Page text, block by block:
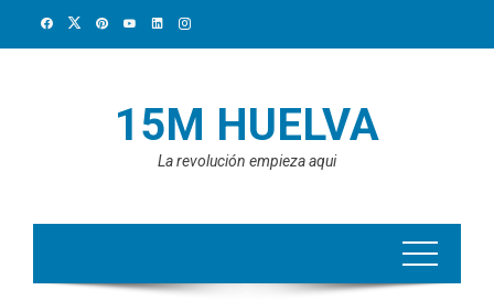
15M HUELVA
La revolución empieza aqui